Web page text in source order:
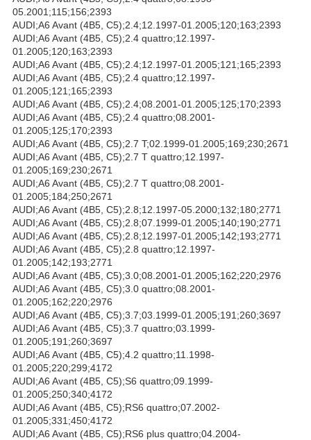
05.2001;115;156;2393
AUDI;A6 Avant (4B5, C5);2.4;12.1997-01.2005;120;163;2393
AUDI;A6 Avant (4B5, C5);2.4 quattro;12.1997-
01.2005;120;163;2393
AUDI;A6 Avant (4B5, C5);2.4;12.1997-01.2005;121;165;2393
AUDI;A6 Avant (4B5, C5);2.4 quattro;12.1997-
01.2005;121;165;2393
AUDI;A6 Avant (4B5, C5);2.4;08.2001-01.2005;125;170;2393
AUDI;A6 Avant (4B5, C5);2.4 quattro;08.2001-
01.2005;125;170;2393
AUDI;A6 Avant (4B5, C5);2.7 T;02.1999-01.2005;169;230;2671
AUDI;A6 Avant (4B5, C5);2.7 T quattro;12.1997-
01.2005;169;230;2671
AUDI;A6 Avant (4B5, C5);2.7 T quattro;08.2001-
01.2005;184;250;2671
AUDI;A6 Avant (4B5, C5);2.8;12.1997-05.2000;132;180;2771
AUDI;A6 Avant (4B5, C5);2.8;07.1999-01.2005;140;190;2771
AUDI;A6 Avant (4B5, C5);2.8;12.1997-01.2005;142;193;2771
AUDI;A6 Avant (4B5, C5);2.8 quattro;12.1997-
01.2005;142;193;2771
AUDI;A6 Avant (4B5, C5);3.0;08.2001-01.2005;162;220;2976
AUDI;A6 Avant (4B5, C5);3.0 quattro;08.2001-
01.2005;162;220;2976
AUDI;A6 Avant (4B5, C5);3.7;03.1999-01.2005;191;260;3697
AUDI;A6 Avant (4B5, C5);3.7 quattro;03.1999-
01.2005;191;260;3697
AUDI;A6 Avant (4B5, C5);4.2 quattro;11.1998-
01.2005;220;299;4172
AUDI;A6 Avant (4B5, C5);S6 quattro;09.1999-
01.2005;250;340;4172
AUDI;A6 Avant (4B5, C5);RS6 quattro;07.2002-
01.2005;331;450;4172
AUDI;A6 Avant (4B5, C5);RS6 plus quattro;04.2004-